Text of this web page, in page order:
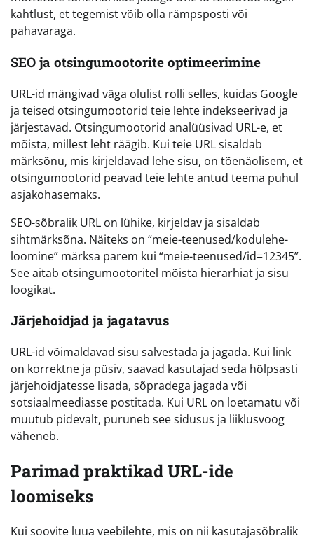
kahtlust, et tegemist võib olla rämpsposti või
pahavaraga.
SEO ja otsingumootorite optimeerimine
URL-id mängivad väga olulist rolli selles, kuidas Google
ja teised otsingumootorid teie lehte indekseerivad ja
järjestavad. Otsingumootorid analüüsivad URL-e, et
mõista, millest leht räägib. Kui teie URL sisaldab
märksõnu, mis kirjeldavad lehe sisu, on tõenäolisem, et
otsingumootorid peavad teie lehte antud teema puhul
asjakohasemaks.
SEO-sõbralik URL on lühike, kirjeldav ja sisaldab
sihtmärksõna. Näiteks on “meie-teenused/kodulehe-
loomine” märksa parem kui “meie-teenused/id=12345”.
See aitab otsingumootoritel mõista hierarhiat ja sisu
loogikat.
Järjehoidjad ja jagatavus
URL-id võimaldavad sisu salvestada ja jagada. Kui link
on korrektne ja püsiv, saavad kasutajad seda hõlpsasti
järjehoidjatesse lisada, sõpradega jagada või
sotsiaalmeediasse postitada. Kui URL on loetamatu või
muutub pidevalt, puruneb see sidusus ja liiklusvoog
väheneb.
Parimad praktikad URL-ide
loomiseks
Kui soovite luua veebilehte, mis on nii kasutajasõbralik